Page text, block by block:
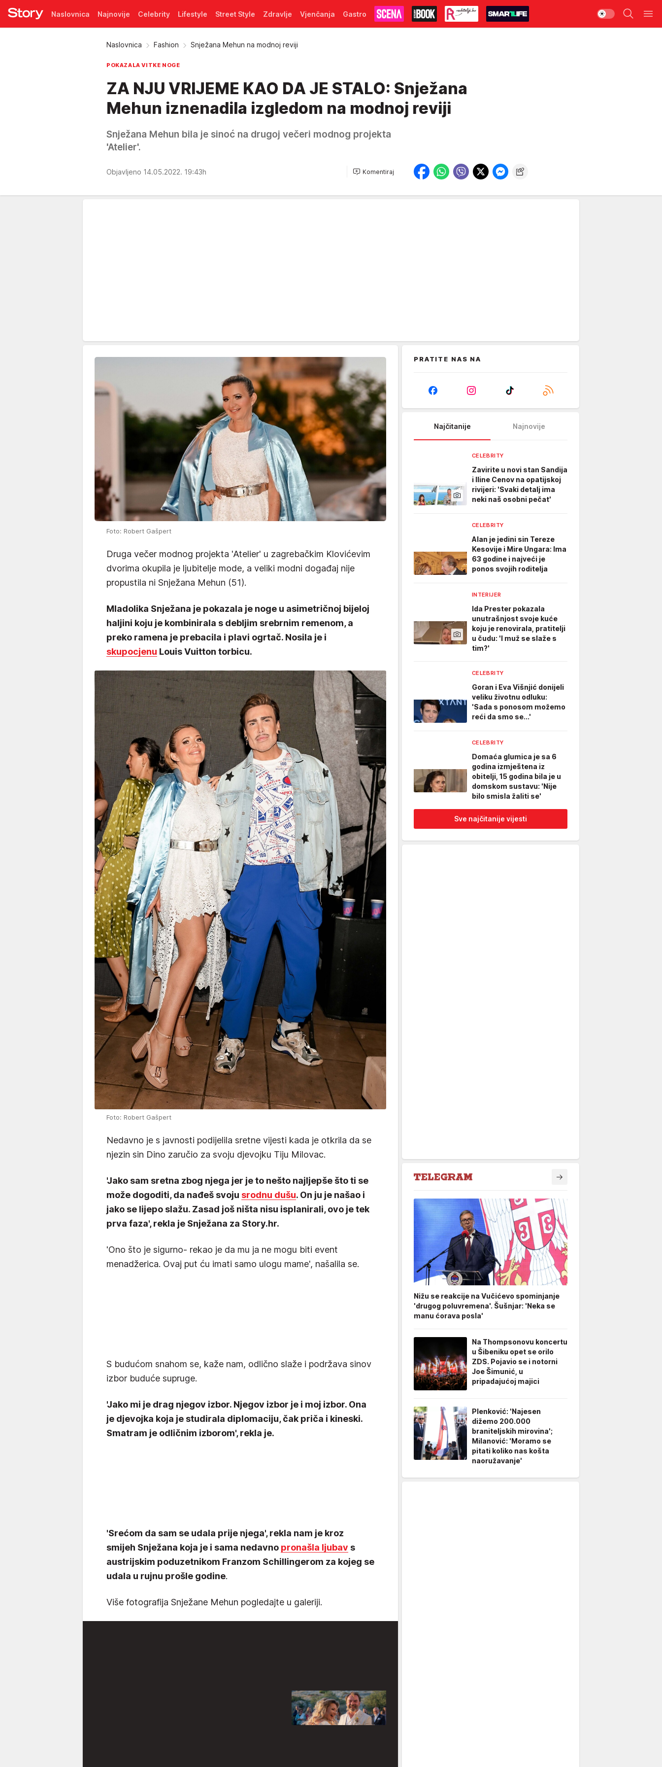
Naslovnica Najnovije Celebrity Lifestyle Street Style Zdravlje Vjenčanja Gastro
Naslovnica Fashion Snježana Mehun na modnoj reviji
POKAZALA VITKE NOGE
ZA NJU VRIJEME KAO DA JE STALO: Snježana
Mehun iznenadila izgledom na modnoj reviji
Snježana Mehun bila je sinoć na drugoj večeri modnog projekta
'Atelier'.
Objavljeno 14.05.2022. 19:43h Komentiraj
Foto: Robert Gašpert
Druga večer modnog projekta 'Atelier' u zagrebačkim Klovićevim
dvorima okupila je ljubitelje mode, a veliki modni događaj nije
propustila ni Snježana Mehun (51).
Mladolika Snježana je pokazala je noge u asimetričnoj bijeloj
haljini koju je kombinirala s debljim srebrnim remenom, a
preko ramena je prebacila i plavi ogrtač. Nosila je i
skupocjenu Louis Vuitton torbicu.
Foto: Robert Gašpert
Nedavno je s javnosti podijelila sretne vijesti kada je otkrila da se
njezin sin Dino zaručio za svoju djevojku Tiju Milovac.
'Jako sam sretna zbog njega jer je to nešto najljepše što ti se
može dogoditi, da nađeš svoju srodnu dušu. On ju je našao i
jako se lijepo slažu. Zasad još ništa nisu isplanirali, ovo je tek
prva faza', rekla je Snježana za Story.hr.
'Ono što je sigurno- rekao je da mu ja ne mogu biti event
menadžerica. Ovaj put ću imati samo ulogu mame', našalila se.
S budućom snahom se, kaže nam, odlično slaže i podržava sinov
izbor buduće supruge.
'Jako mi je drag njegov izbor. Njegov izbor je i moj izbor. Ona
je djevojka koja je studirala diplomaciju, čak priča i kineski.
Smatram je odličnim izborom', rekla je.
'Srećom da sam se udala prije njega', rekla nam je kroz
smijeh Snježana koja je i sama nedavno pronašla ljubav s
austrijskim poduzetnikom Franzom Schillingerom za kojeg se
udala u rujnu prošle godine.
Više fotografija Snježane Mehun pogledajte u galeriji.
PRATITE NAS NA
Najčitanije Najnovije
CELEBRITY
Zavirite u novi stan Sandija
i Iline Cenov na opatijskoj
rivijeri: 'Svaki detalj ima
neki naš osobni pečat'
CELEBRITY
Alan je jedini sin Tereze
Kesovije i Mire Ungara: Ima
63 godine i najveći je
ponos svojih roditelja
INTERIJER
Ida Prester pokazala
unutrašnjost svoje kuće
koju je renovirala, pratitelji
u čudu: 'I muž se slaže s
tim?'
CELEBRITY
Goran i Eva Višnjić donijeli
veliku životnu odluku:
'Sada s ponosom možemo
reći da smo se...'
CELEBRITY
Domaća glumica je sa 6
godina izmještena iz
obitelji, 15 godina bila je u
domskom sustavu: 'Nije
bilo smisla žaliti se'
Sve najčitanije vijesti
Nižu se reakcije na Vučićevo spominjanje
'drugog poluvremena'. Šušnjar: 'Neka se
manu ćorava posla'
Na Thompsonovu koncertu
u Šibeniku opet se orilo
ZDS. Pojavio se i notorni
Joe Šimunić, u
pripadajućoj majici
Plenković: 'Najesen
dižemo 200.000
braniteljskih mirovina';
Milanović: 'Moramo se
pitati koliko nas košta
naoružavanje'